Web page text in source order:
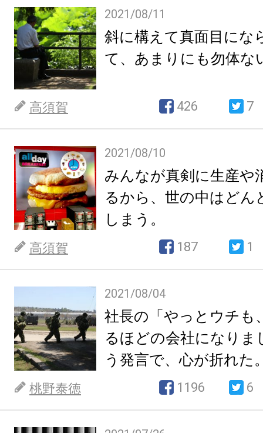
2021/08/11
斜に構えて真面目にな
て、あまりにも勿体な
高須賀 426 7
2021/08/10
みんなが真剣に生産や
るから、世の中はどん
しまう。
高須賀 187 1
2021/08/04
社長の「やっとウチも
るほどの会社になりま
う発言で、心が折れた
桃野泰徳 1196 6